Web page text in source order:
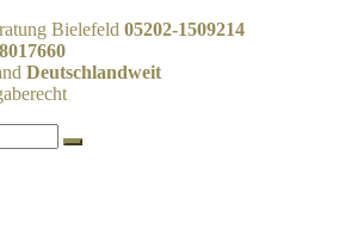
Bielefeld 05202-1509214
Deutschlandweit